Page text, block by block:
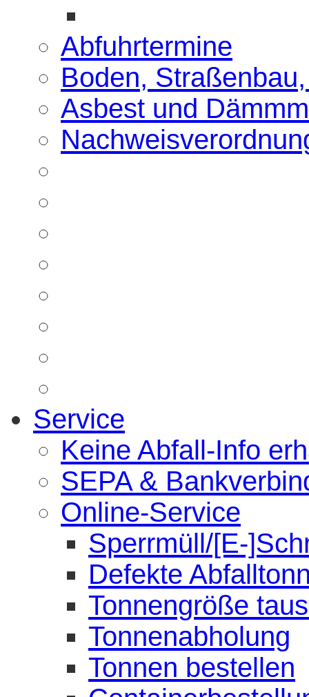
Abfuhrtermine
Boden,
Asbest und
Service
Keine Abfall-Info
SEPA &
Online-Service
Sperrmüll/[E-
Defekte
Tonnengröße
Tonnenabholung
Tonnen bestellen